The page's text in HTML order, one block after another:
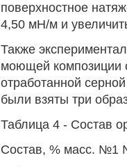
поверхностное
4,50 мН/м и
Также
моющей композиции
отработанной
были взяты три
Таблица 4 - Состав
Состав, % масс.